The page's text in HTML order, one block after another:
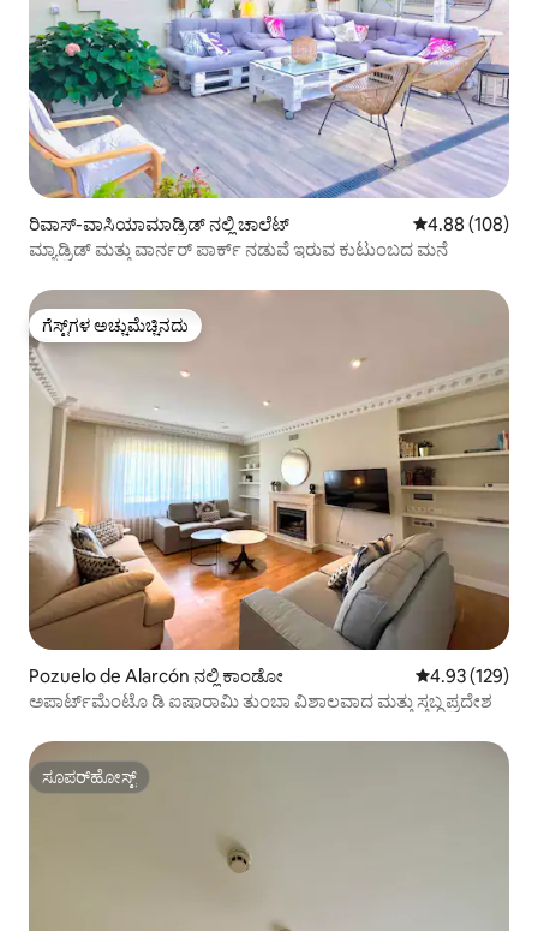
ರಿವಾಸ್-ವಾಸಿಯಾಮಾಡ್ರಿಡ್ ನಲ್ಲಿ ಚಾಲೆಟ್ 5 ರಲ್ಲಿ 4.88
4.88 (108)
ಮ್ಯಾಡ್ರಿಡ್ ಮತ್ತು ವಾರ್ನರ್ ಪಾರ್ಕ್ ನಡುವೆ ಇರುವ ಕುಟುಂಬದ ಮನೆ
ಗೆಸ್ಟ್‌ಗಳ ಅಚ್ಚುಮೆಚ್ಚಿನದು
ಗೆಸ್ಟ್‌ಗಳ ಅಚ್ಚುಮೆಚ್ಚಿನದು
Pozuelo de Alarcón ನಲ್ಲಿ ಕಾಂಡೋ 5 ರಲ್ಲಿ 4.93
4.93 (129)
ಅಪಾರ್ಟ್‌ಮೆಂಟೊ ಡಿ ಐಷಾರಾಮಿ ತುಂಬಾ ವಿಶಾಲವಾದ ಮತ್ತು ಸ್ತಬ್ಧ ಪ್ರದೇಶ
ಸೂಪರ್‌ಹೋಸ್ಟ್
ಸೂಪರ್‌ಹೋಸ್ಟ್